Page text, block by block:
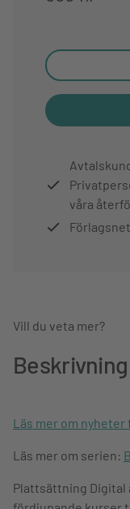
Vill du veta mer?
Beskrivning
Läs mer om nyheter
Läs mer om serien:
Plattsättning Digital
våra